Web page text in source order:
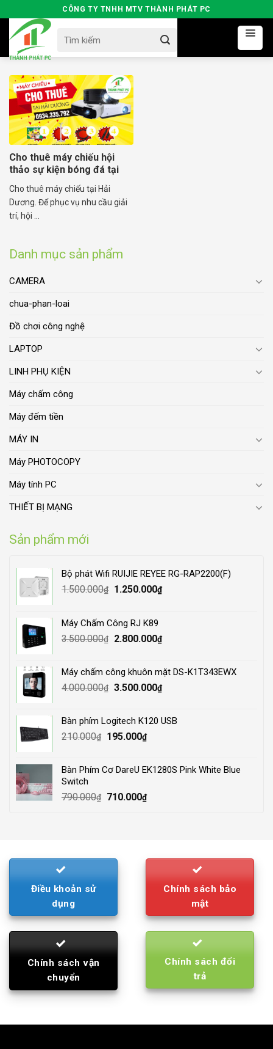
to
content
CÔNG TY TNHH MTV THÀNH PHÁT PC
for:
Danh mục sản phẩm
CAMERA
chua-phan-loai
Đồ chơi công nghệ
LAPTOP
LINH PHỤ KIỆN
Máy chấm công
Máy đếm tiền
MÁY IN
Máy PHOTOCOPY
Máy tính PC
THIẾT BỊ MẠNG
Sản phẩm mới
Bộ phát Wifi RUIJIE REYEE RG-RAP2200(F)
1.500.000₫
Original
1.500.000₫.
1.250.000₫Current
Máy Chấm Công RJ K89
3.500.000₫
Original
3.500.000₫.
2.800.000₫Current
2.800.000₫.
Máy chấm công khuôn mặt DS-K1T343EWX
4.000.000₫ Original
4.000.000₫.
3.500.000₫Current
3.500.000₫.
Bàn phím Logitech K120 USB
210.000₫
Original
210.000₫.
195.000₫Current
195.000₫.
Bàn Phím Cơ DareU EK1280S Pink White Blue
Switch
790.000₫
Original
710.000₫Current
Cho thuê máy chiếu hội
thảo sự kiện bóng đá tại
Cho thuê máy chiếu tại Hải
Dương. Để phục vụ nhu cầu giải
trí, hội ...
Điều khoản sử
dụng
Chính sách bảo
mật
Chính sách vận
chuyển
Chính sách đổi
trả